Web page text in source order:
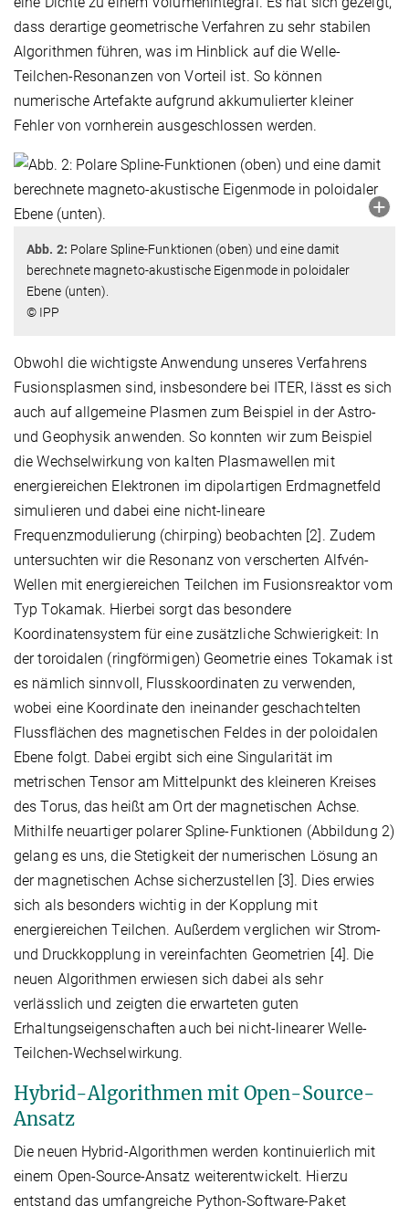
dass derartige geometrische Verfahren zu sehr stabilen
Algorithmen führen, was im Hinblick auf die Welle-
Teilchen-Resonanzen von Vorteil ist. So können
numerische Artefakte aufgrund akkumulierter kleiner
Fehler von vornherein ausgeschlossen werden.
Abb. 2: Polare Spline-Funktionen (oben) und eine damit
berechnete magneto-akustische Eigenmode in poloidaler
Ebene (unten).
© IPP
Obwohl die wichtigste Anwendung unseres Verfahrens
Fusionsplasmen sind, insbesondere bei ITER, lässt es sich
auch auf allgemeine Plasmen zum Beispiel in der Astro-
und Geophysik anwenden. So konnten wir zum Beispiel
die Wechselwirkung von kalten Plasmawellen mit
energiereichen Elektronen im dipolartigen Erdmagnetfeld
simulieren und dabei eine nicht-lineare
Frequenzmodulierung (chirping) beobachten [2]. Zudem
untersuchten wir die Resonanz von verscherten Alfvén-
Wellen mit energiereichen Teilchen im Fusionsreaktor vom
Typ Tokamak. Hierbei sorgt das besondere
Koordinatensystem für eine zusätzliche Schwierigkeit: In
der toroidalen (ringförmigen) Geometrie eines Tokamak ist
es nämlich sinnvoll, Flusskoordinaten zu verwenden,
wobei eine Koordinate den ineinander geschachtelten
Flussflächen des magnetischen Feldes in der poloidalen
Ebene folgt. Dabei ergibt sich eine Singularität im
metrischen Tensor am Mittelpunkt des kleineren Kreises
des Torus, das heißt am Ort der magnetischen Achse.
Mithilfe neuartiger polarer Spline-Funktionen (Abbildung 2)
gelang es uns, die Stetigkeit der numerischen Lösung an
der magnetischen Achse sicherzustellen [3]. Dies erwies
sich als besonders wichtig in der Kopplung mit
energiereichen Teilchen. Außerdem verglichen wir Strom-
und Druckkopplung in vereinfachten Geometrien [4]. Die
neuen Algorithmen erwiesen sich dabei als sehr
verlässlich und zeigten die erwarteten guten
Erhaltungseigenschaften auch bei nicht-linearer Welle-
Teilchen-Wechselwirkung.
Hybrid-Algorithmen mit Open-Source-
Ansatz
Die neuen Hybrid-Algorithmen werden kontinuierlich mit
einem Open-Source-Ansatz weiterentwickelt. Hierzu
entstand das umfangreiche Python-Software-Paket